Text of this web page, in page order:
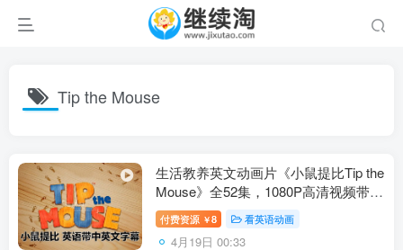
Tip the Mouse
生活教养英文动画片《小鼠提比Tip the
Mouse》全52集，1080P高清视频带中
英文字幕，百度网盘下载！
付费资源 ￥8 看英语动画
4月19日 00:33